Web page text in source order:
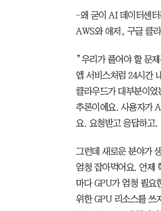
-왜 굳이 AI 데이터센
AWS와 애저, 구글 클
”우리가 풀어야 할 문
앱 서비스처럼 24시간
클라우드가 대부분이
추론이에요. 사용자가
요. 요청받고 응답하고.
그런데 새로운 분야가
엄청 잡아먹어요. 언제
마다 GPU가 엄청 필요
위한 GPU 리소스를 쓰